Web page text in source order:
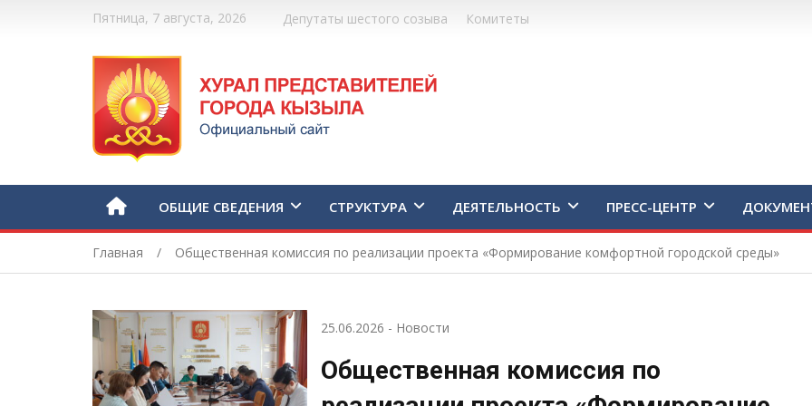
Пятница, 7 августа, 2026 Депутаты шестого созыва Комитеты
ОБЩИЕ СВЕДЕНИЯ СТРУКТУРА ДЕЯТЕЛЬНОСТЬ ПРЕСС-ЦЕНТР
Главная Общественная комиссия по реализации проекта «Формирование комфортной городской среды»
25.06.2026 - Новости
Общественная комиссия по